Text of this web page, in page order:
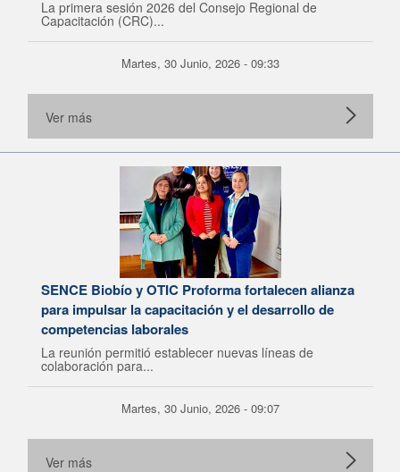
La primera sesión 2026 del Consejo Regional de
Capacitación (CRC)...
Martes, 30 Junio, 2026 - 09:33
Ver más
SENCE Biobío y OTIC Proforma fortalecen alianza
para impulsar la capacitación y el desarrollo de
competencias laborales
La reunión permitió establecer nuevas líneas de
colaboración para...
Martes, 30 Junio, 2026 - 09:07
Ver más